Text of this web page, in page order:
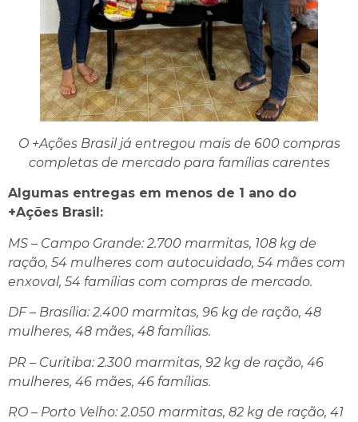
O +Ações Brasil já entregou mais de 600 compras
completas de mercado para famílias carentes
Algumas entregas em menos de 1 ano do
+Ações Brasil:
MS – Campo Grande: 2.700 marmitas, 108 kg de
ração, 54 mulheres com autocuidado, 54 mães com
enxoval, 54 famílias com compras de mercado.
DF – Brasília: 2.400 marmitas, 96 kg de ração, 48
mulheres, 48 mães, 48 famílias.
PR – Curitiba: 2.300 marmitas, 92 kg de ração, 46
mulheres, 46 mães, 46 famílias.
RO – Porto Velho: 2.050 marmitas, 82 kg de ração, 41